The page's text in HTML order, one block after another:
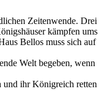
Zeitenwende. Drei
kämpfen ums
Bellos muss sich auf
Welt begeben, wenn
und ihr Königreich retten